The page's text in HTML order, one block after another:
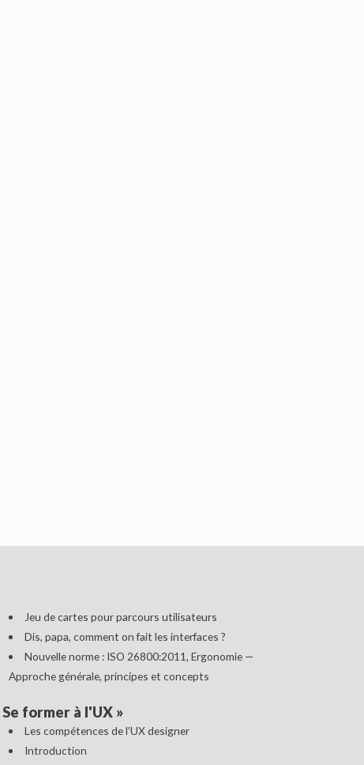
Jeu de cartes pour parcours utilisateurs
Dis, papa, comment on fait les interfaces ?
Nouvelle norme : ISO 26800:2011, Ergonomie —
Approche générale, principes et concepts
Se former à l'UX»
Les compétences de l’UX designer
Introduction